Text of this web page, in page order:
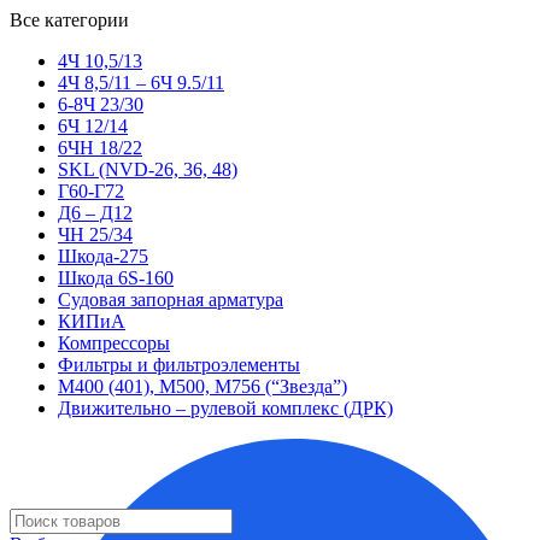
Все категории
4Ч 10,5/13
4Ч 8,5/11 – 6Ч 9.5/11
6-8Ч 23/30
6Ч 12/14
6ЧН 18/22
SKL (NVD-26, 36, 48)
Г60-Г72
Д6 – Д12
ЧН 25/34
Шкода-275
Шкода 6S-160
Судовая запорная арматура
КИПиА
Компрессоры
Фильтры и фильтроэлементы
М400 (401), М500, М756 (“Звезда”)
Движительно – рулевой комплекс (ДРК)